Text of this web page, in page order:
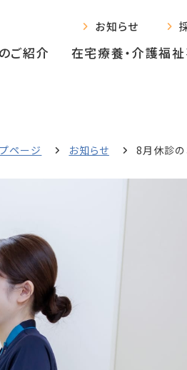
お知らせ
ご紹介 在宅療養‧介護福
ページ お知らせ 8月休診の